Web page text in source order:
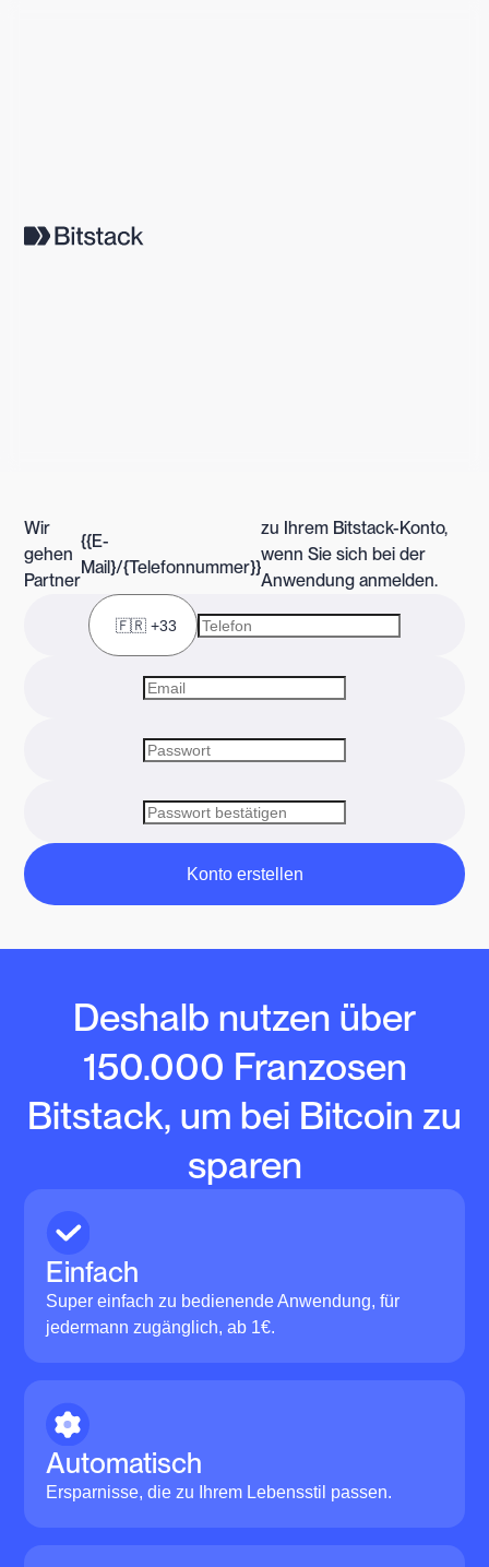
Wir
gehen
Partner
{{E-
Mail}/{Telefonnummer}}
zu Ihrem Bitstack-Konto,
wenn Sie sich bei der
Anwendung anmelden.
Konto erstellen
Deshalb nutzen über
150.000 Franzosen
Bitstack, um bei Bitcoin zu
sparen
Einfach
Super einfach zu bedienende Anwendung, für
jedermann zugänglich, ab 1€.
Automatisch
Ersparnisse, die zu Ihrem Lebensstil passen.